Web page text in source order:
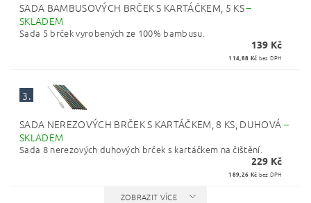
SADA BAMBUSOVÝCH BRČEK S KARTÁČKEM, 5 KS–
SKLADEM
Sada 5 brček vyrobených ze 100% bambusu.
139 Kč
114,88 Kč bez DPH
3.
SADA NEREZOVÝCH BRČEK S KARTÁČKEM, 8 KS, DUHOVÁ –
SKLADEM
Sada 8 nerezových duhových brček s kartáčkem na čištění.
229 Kč
189,26 Kč bez DPH
ZOBRAZIT VÍCE